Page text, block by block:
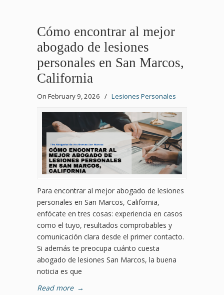
Cómo encontrar al mejor
abogado de lesiones
personales en San Marcos,
California
On February 9, 2026 / Lesiones Personales
Para encontrar al mejor abogado de lesiones
personales en San Marcos, California,
enfócate en tres cosas: experiencia en casos
como el tuyo, resultados comprobables y
comunicación clara desde el primer contacto.
Si además te preocupa cuánto cuesta
abogado de lesiones San Marcos, la buena
noticia es que
Read more →